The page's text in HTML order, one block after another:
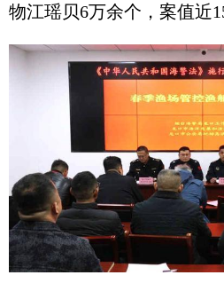
物江瑶贝6万余个，案值近